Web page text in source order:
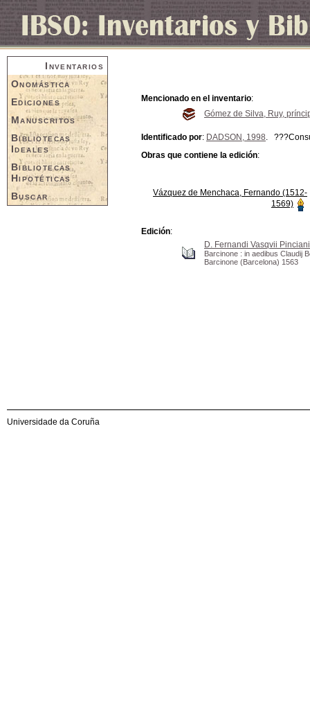
Inventarios
Onomástica
Ediciones
Manuscritos
Bibliotecas
Ideales
Bibliotecas
Hipotéticas
Buscar
Mencionado en el inventario:
Gómez de Silva, Ruy,
Identificado por: DADSON, 1998.
Obras que contiene la edición:
Vázquez de Menchaca, Fernando (1512-
1569)
Edición:
D. Fernandi Vasqvii
Barcinone : in aedibus Claudij
Barcinone (Barcelona) 1563
Universidade da Coruña